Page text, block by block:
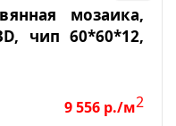
мозаика,
чип 60*60*12,
9 556 р./м2